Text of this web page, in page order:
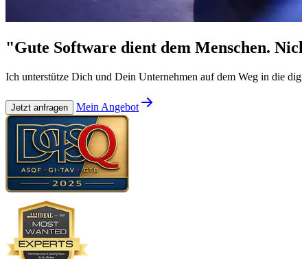
"Gute Software dient dem Menschen.
Ich unterstütze Dich und Dein Unternehmen auf dem Weg in die
Jetzt anfragen Mein Angebot